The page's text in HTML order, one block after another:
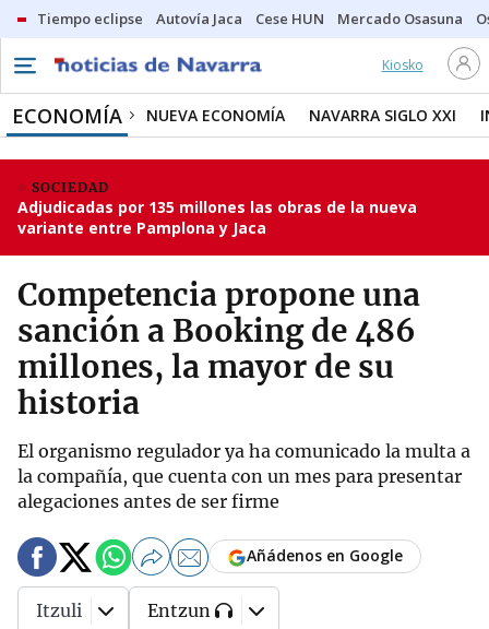
Tiempo eclipse Autovía Jaca Cese HUN Mercado Osasuna
Kiosko
ECONOMÍA NUEVA ECONOMÍA NAVARRA SIGLO XXI
SOCIEDAD
Adjudicadas por 135 millones las obras de la nueva
variante entre Pamplona y Jaca
Competencia propone una
sanción a Booking de 486
millones, la mayor de su
historia
El organismo regulador ya ha comunicado la multa a
la compañía, que cuenta con un mes para presentar
alegaciones antes de ser firme
Añádenos en Google
Itzuli Entzun